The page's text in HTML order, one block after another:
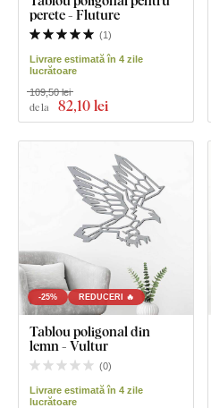
perete - Fluture
(1)
Livrare estimată în 4 zile
lucrătoare
de la 82,10 lei
109,50 lei
-25% REDUCERI 🔥
Tablou poligonal din
lemn - Vultur
(0)
Livrare estimată în 4 zile
lucrătoare